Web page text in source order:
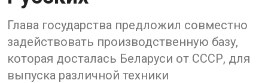
Глава государства предложил совместно
задействовать производственную базу,
которая досталась Беларуси от СССР, для
выпуска различной техники